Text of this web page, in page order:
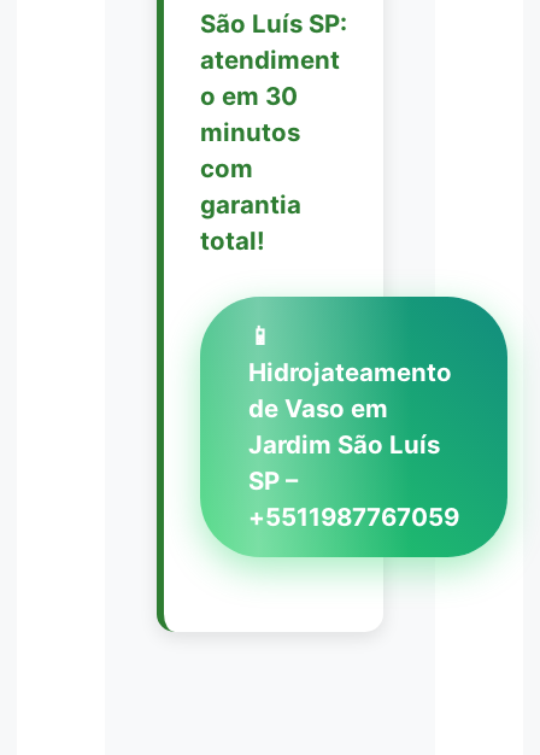
São Luís SP:
atendiment
o em 30
minutos
com
garantia
total!
📱
Hidrojateamento
de Vaso em
Jardim São Luís
SP –
+5511987767059